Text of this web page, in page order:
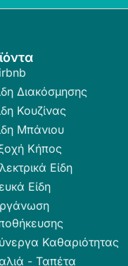
Διακόσμησης
Κουζίνας
Μπάνιου
Κήπος
Είδη
Είδη
Καθαριότητας
- Ταπέτα